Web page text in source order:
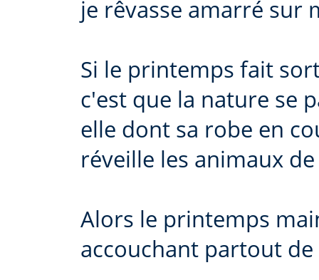
je rêvasse amarré sur
Si le printemps fait
c'est que la nature se
elle dont sa robe en
réveille les animaux
Alors le printemps
accouchant partout